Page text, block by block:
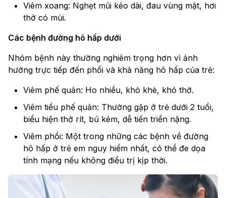
Viêm xoang: Nghẹt mũi kéo dài, đau vùng mặt, hơi
thở có mùi.
Các bệnh đường hô hấp dưới
Nhóm bệnh này thường nghiêm trọng hơn vì ảnh
hưởng trực tiếp đến phổi và khả năng hô hấp của trẻ:
Viêm phế quản: Ho nhiều, khò khè, khó thở.
Viêm tiểu phế quản: Thường gặp ở trẻ dưới 2 tuổi,
biểu hiện thở rít, bú kém, dễ tiến triển nặng.
Viêm phổi: Một trong những các bệnh về đường
hô hấp ở trẻ em nguy hiểm nhất, có thể đe dọa
tính mạng nếu không điều trị kịp thời.